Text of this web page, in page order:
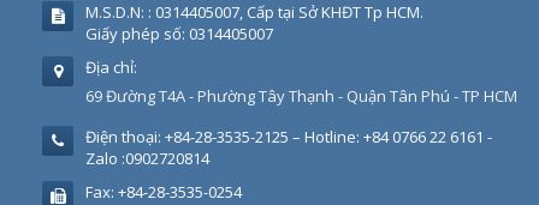
M.S.D.N: : 0314405007, Cấp tại Sở KHĐT Tp HCM.
Giấy phép số: 0314405007
Địa chỉ:
69 Đường T4A - Phường Tây Thạnh - Quận Tân Phú - TP HCM
Điện thoại: +84-28-3535-2125 – Hotline: +84 0766 22 6161 -
Zalo :0902720814
Fax: +84-28-3535-0254